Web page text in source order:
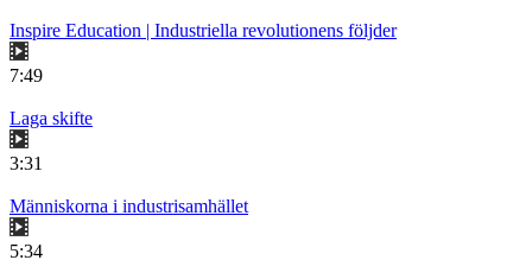
Inspire Education | Industriella revolutionens följder
7:49
Laga skifte
3:31
Människorna i industrisamhället
5:34